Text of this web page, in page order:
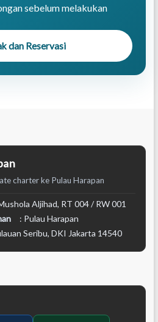
sebelum melakukan
dan Reservasi
charter ke Pulau Harapan
Aljihad, RT 004 / RW 001
: Pulau Harapan
Seribu, DKI Jakarta 14540